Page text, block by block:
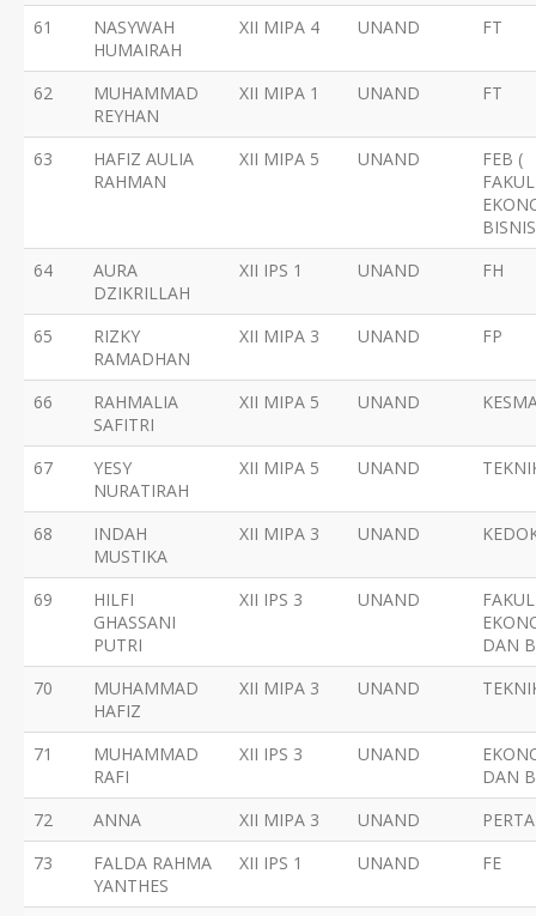
61
NASYWAH
HUMAIRAH
XII MIPA 4 UNAND FT
62
MUHAMMAD
REYHAN
XII MIPA 1 UNAND FT
63
HAFIZ AULIA
RAHMAN
XII MIPA 5 UNAND
FEB (
64
AURA
DZIKRILLAH
XII IPS 1 UNAND FH
65
RIZKY
RAMADHAN
XII MIPA 3 UNAND FP
66
RAHMALIA
SAFITRI
XII MIPA 5 UNAND
67
YESY
NURATIRAH
XII MIPA 5 UNAND
68
INDAH
MUSTIKA
XII MIPA 3 UNAND
69
HILFI
GHASSANI
PUTRI
XII IPS 3 UNAND
DAN
70
MUHAMMAD
HAFIZ
XII MIPA 3 UNAND
71
MUHAMMAD
RAFI
XII IPS 3 UNAND
DAN
72
ANNA XII MIPA 3 UNAND
73
FALDA RAHMA
YANTHES
XII IPS 1 UNAND FE